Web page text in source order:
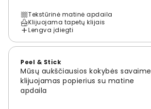
Tekstūrinė matinė apdaila
Klijuojama tapetų klijais
Lengva įdiegti
Peel & Stick
Mūsų aukščiausios kokybės savaime
klijuojamas popierius su matine
apdaila